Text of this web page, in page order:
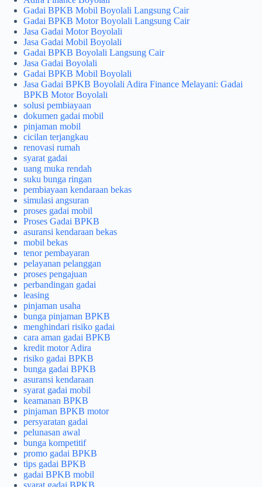
Gadai BPKB Mobil Boyolali Langsung Cair
Gadai BPKB Motor Boyolali Langsung Cair
Jasa Gadai Motor Boyolali
Jasa Gadai Mobil Boyolali
Gadai BPKB Boyolali Langsung Cair
Jasa Gadai Boyolali
Gadai BPKB Mobil Boyolali
Jasa Gadai BPKB Boyolali Adira Finance Melayani: Gadai
BPKB Motor Boyolali
solusi pembiayaan
dokumen gadai mobil
pinjaman mobil
cicilan terjangkau
renovasi rumah
syarat gadai
uang muka rendah
suku bunga ringan
pembiayaan kendaraan bekas
simulasi angsuran
proses gadai mobil
Proses Gadai BPKB
asuransi kendaraan bekas
mobil bekas
tenor pembayaran
pelayanan pelanggan
proses pengajuan
perbandingan gadai
leasing
pinjaman usaha
bunga pinjaman BPKB
menghindari risiko gadai
cara aman gadai BPKB
kredit motor Adira
risiko gadai BPKB
bunga gadai BPKB
asuransi kendaraan
syarat gadai mobil
keamanan BPKB
pinjaman BPKB motor
persyaratan gadai
pelunasan awal
bunga kompetitif
promo gadai BPKB
tips gadai BPKB
gadai BPKB mobil
syarat gadai BPKB